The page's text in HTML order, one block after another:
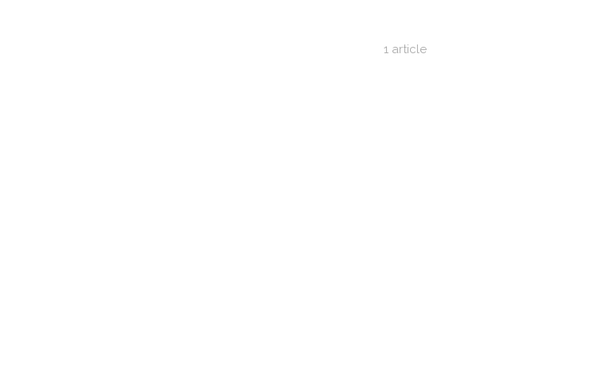
1 article